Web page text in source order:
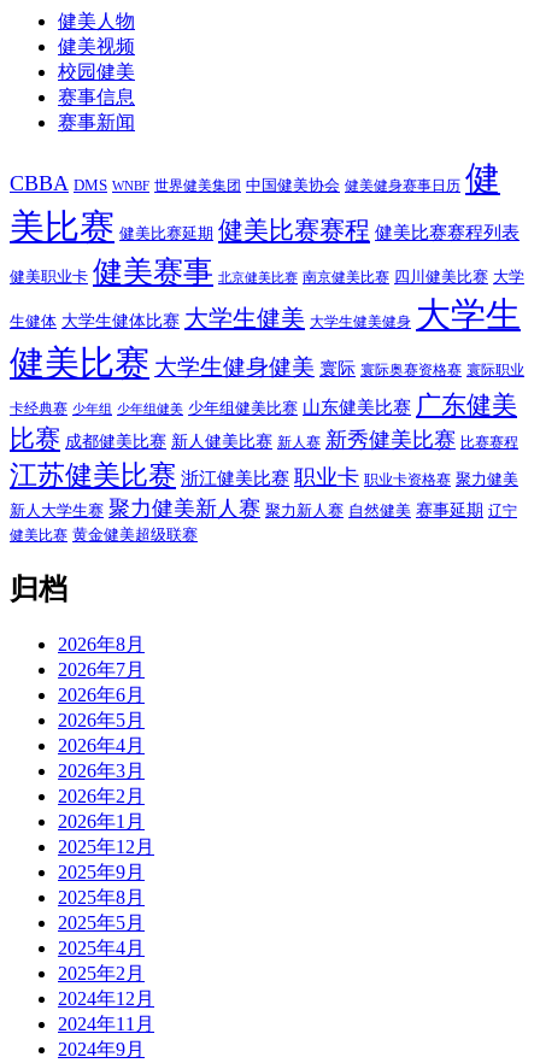
健美人物
健美视频
校园健美
赛事信息
赛事新闻
CBBA DMS WNBF 世界健美集团 中国健美协会 健美健身赛事日历 健
美比赛 健美比赛延期 健美比赛赛程 健美比赛赛程列表
健美职业卡 健美赛事 北京健美比赛 南京健美比赛 四川健美比赛 大学
生健体 大学生健体比赛 大学生健美 大学生健美健身 大学生
健美比赛 大学生健身健美 寰际 寰际奥赛资格赛 寰际职业
卡经典赛 少年组 少年组健美 少年组健美比赛 山东健美比赛 广东健美
比赛 成都健美比赛 新人健美比赛 新人赛 新秀健美比赛 比赛赛程
江苏健美比赛 浙江健美比赛 职业卡 职业卡资格赛 聚力健美
新人大学生赛 聚力健美新人赛 聚力新人赛 自然健美 赛事延期 辽宁
健美比赛 黄金健美超级联赛
归档
2026年8月
2026年7月
2026年6月
2026年5月
2026年4月
2026年3月
2026年2月
2026年1月
2025年12月
2025年9月
2025年8月
2025年5月
2025年4月
2025年2月
2024年12月
2024年11月
2024年9月